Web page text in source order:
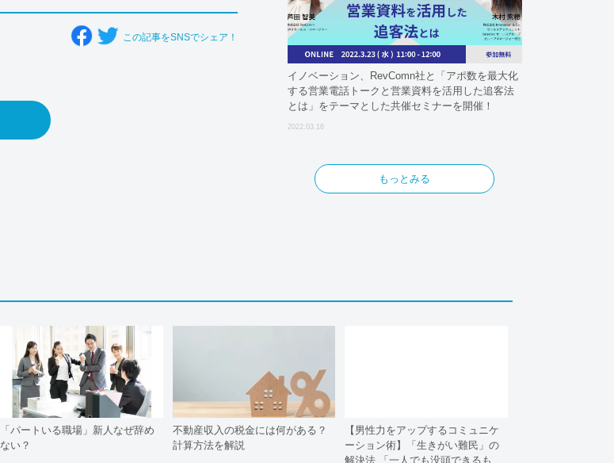
この記事をSNSでシェア！
イノベーション、RevComn社と「アポ数を最大化
する営業電話トークと営業資料を活用した追客法
とは」をテーマとした共催セミナーを開催！
2022.03.16
もっとみる
「パートいる職場」新人なぜ辞め
ない？
不動産収入の税金には何がある？
計算方法を解説
【男性力をアップするコミュニケ
ーション術】「生きがい難民」の
解決法 「一人でも没頭できるも